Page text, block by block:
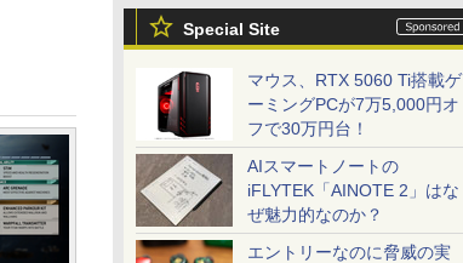
Special Site
マウス、RTX 5060 Ti搭載ゲ
ーミングPCが7万5,000円オ
フで30万円台！
AIスマートノートの
iFLYTEK「AINOTE 2」はな
ぜ魅力的なのか？
エントリーなのに脅威の実